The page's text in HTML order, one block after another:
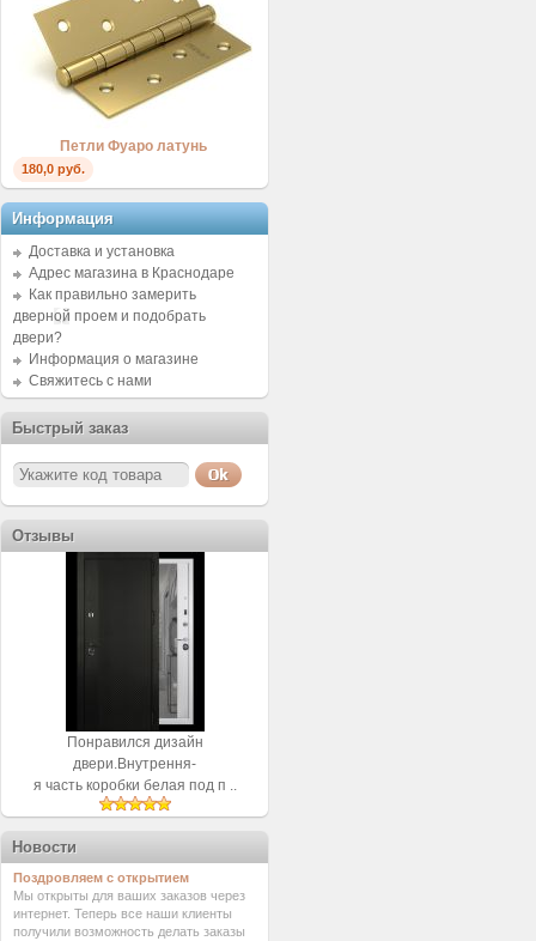
Петли Фуаро латунь
180,0 руб.
Информация
Доставка и установка
Адрес магазина в Краснодаре
Как правильно замерить
дверной проем и подобрать
двери?
Информация о магазине
Свяжитесь с нами
Быстрый заказ
Отзывы
Понравился дизайн
двери.Внутрення-
я часть коробки белая под п ..
Новости
Поздровляем с открытием
Мы открыты для ваших заказов через
интернет. Теперь все наши клиенты
получили возможность делать заказы